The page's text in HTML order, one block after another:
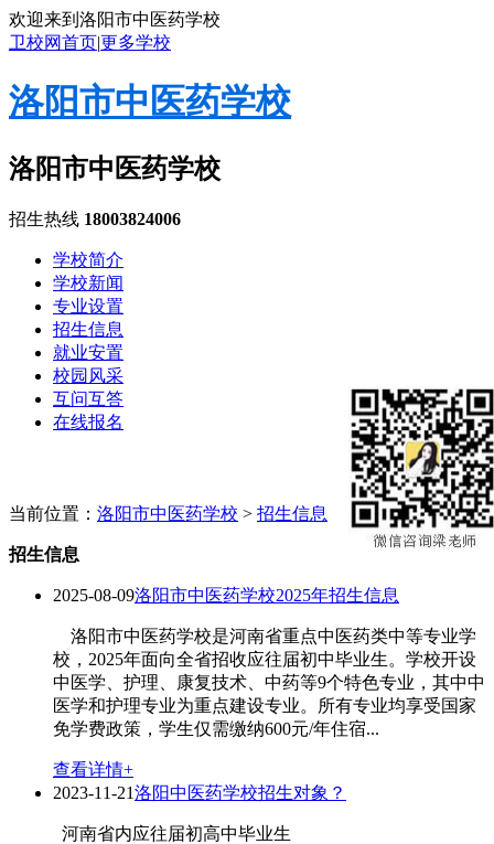
欢迎来到洛阳市中医药学校
卫校网首页|更多学校
洛阳市中医药学校
洛阳市中医药学校
招生热线 18003824006
学校简介
学校新闻
专业设置
招生信息
就业安置
校园风采
互问互答
在线报名
当前位置： 洛阳市中医药学校 > 招生信息
招生信息
2025-08-09洛阳市中医药学校2025年招生信息
洛阳市中医药学校是河南省重点中医药类中等专业学
校，2025年面向全省招收应往届初中毕业生。学校开设
中医学、护理、康复技术、中药等9个特色专业，其中中
医学和护理专业为重点建设专业。所有专业均享受国家
免学费政策，学生仅需缴纳600元/年住宿...
查看详情+
2023-11-21洛阳中医药学校招生对象？
河南省内应往届初高中毕业生